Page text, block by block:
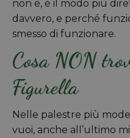
non è, è il modo più
davvero, e perché
smesso di funzionare.
Cosa NON
Figurella
Nelle palestre più
vuoi, anche all’ultimo